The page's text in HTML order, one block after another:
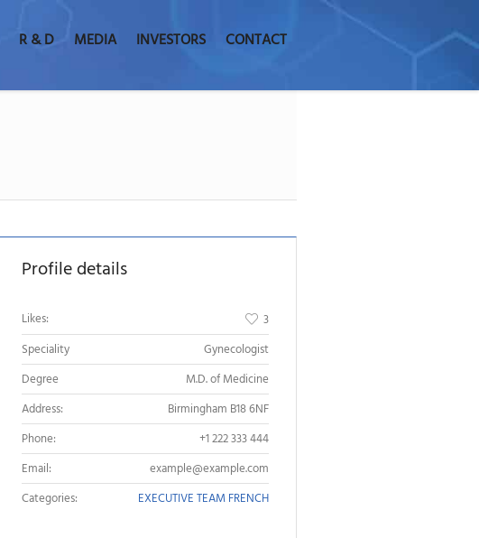
R & D MEDIA INVESTORS CONTACT
Profile details
Likes:
3
Speciality
Gynecologist
Degree
M.D. of Medicine
Address:
Birmingham B18 6NF
Phone:
+1 222 333 444
Email:
example@example.com
Categories:
EXECUTIVE TEAM FRENCH